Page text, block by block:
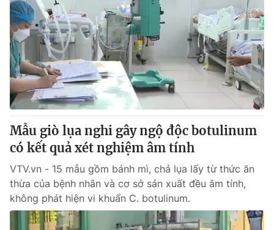
Video Shorts video
VTV Money VTV Thể thao
VTV Sức khoẻ Bất động sản
Thị trường 24h Tấm lòng Việt
VTV4 Vươn mình bằng AI
VTV9 VTV8
Liên hệ tòa soạn English
Mẫu giò lụa nghi gây ngộ độc botulinum
có kết quả xét nghiệm âm tính
VTV.vn - 15 mẫu gồm bánh mì, chả lụa lấy từ thức ăn
thừa của bệnh nhân và cơ sở sản xuất đều âm tính,
không phát hiện vi khuẩn C. botulinum.